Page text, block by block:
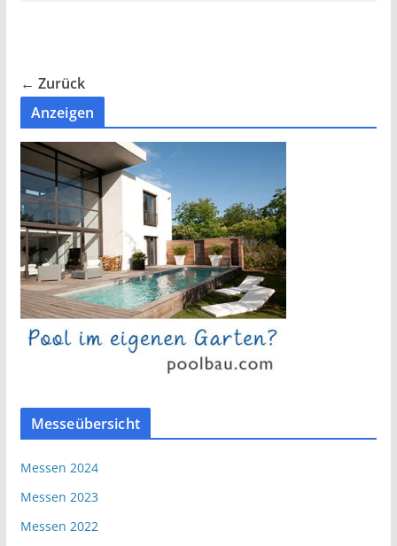
← Zurück
Anzeigen
Messeübersicht
Messen 2024
Messen 2023
Messen 2022